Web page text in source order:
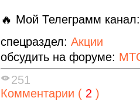
🔥 Мой Телеграмм
спецраздел: Акции
обсудить на форуме:
251
Комментарии ( 2 )